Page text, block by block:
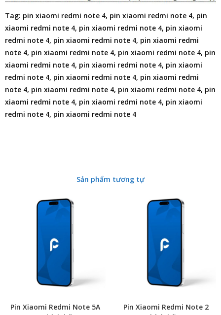
Tag: pin xiaomi redmi note 4, pin xiaomi redmi note 4, pin
xiaomi redmi note 4, pin xiaomi redmi note 4, pin xiaomi
redmi note 4, pin xiaomi redmi note 4, pin xiaomi redmi
note 4, pin xiaomi redmi note 4, pin xiaomi redmi note 4, pin
xiaomi redmi note 4, pin xiaomi redmi note 4, pin xiaomi
redmi note 4, pin xiaomi redmi note 4, pin xiaomi redmi
note 4, pin xiaomi redmi note 4, pin xiaomi redmi note 4, pin
xiaomi redmi note 4, pin xiaomi redmi note 4, pin xiaomi
redmi note 4, pin xiaomi redmi note 4
Sản phẩm tương tự
Pin Xiaomi Redmi Note 5A
Pin Xiaomi Redmi Note 2